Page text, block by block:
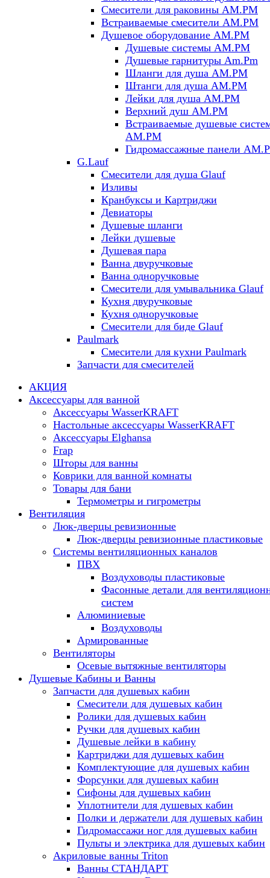
Смесители для раковины AM.PM
Встраиваемые смесители AM.PM
Душевое оборудование AM.PM
Душевые системы AM.PM
Душевые гарнитуры Am.Pm
Шланги для душа AM.PM
Штанги для душа AM.PM
Лейки для душа AM.PM
Верхний душ AM.PM
Встраиваемые душевые
AM.PM
Гидромассажные панели
G.Lauf
Смесители для душа Glauf
Изливы
Кранбуксы и Картриджи
Девиаторы
Душевые шланги
Лейки душевые
Душевая пара
Ванна двуручковые
Ванна одноручковые
Смесители для умывальника Glauf
Кухня двуручковые
Кухня одноручковые
Смесители для биде Glauf
Paulmark
Смесители для кухни Paulmark
Запчасти для смесителей
АКЦИЯ
Аксессуары для ванной
Аксессуары WasserKRAFT
Настольные аксессуары WasserKRAFT
Аксессуары Elghansa
Frap
Шторы для ванны
Коврики для ванной комнаты
Товары для бани
Термометры и гигрометры
Вентиляция
Люк-дверцы ревизионные
Люк-дверцы ревизионные пластиковые
Системы вентиляционных каналов
ПВХ
Воздуховоды пластиковые
Фасонные детали для
систем
Алюминиевые
Воздуховоды
Армированные
Вентиляторы
Осевые вытяжные вентиляторы
Душевые Кабины и Ванны
Запчасти для душевых кабин
Смесители для душевых кабин
Ролики для душевых кабин
Ручки для душевых кабин
Душевые лейки в кабину
Картриджи для душевых кабин
Комплектующие для душевых кабин
Форсунки для душевых кабин
Сифоны для душевых кабин
Уплотнители для душевых кабин
Полки и держатели для душевых кабин
Гидромассажи ног для душевых кабин
Пульты и электрика для душевых кабин
Акриловые ванны Triton
Ванны СТАНДАРТ